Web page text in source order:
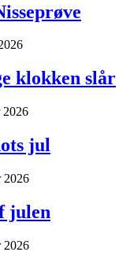
klokken slår
2026
jul
2026
julen
2026